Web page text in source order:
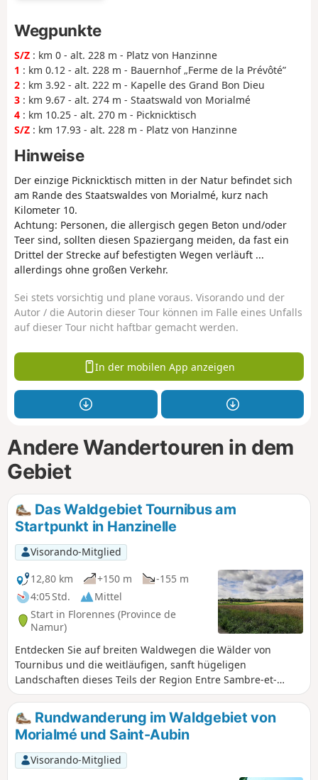
Wegpunkte
S/Z : km 0 - alt. 228 m - Platz von Hanzinne
1 : km 0.12 - alt. 228 m - Bauernhof „Ferme de la Prévôté”
2 : km 3.92 - alt. 222 m - Kapelle des Grand Bon Dieu
3 : km 9.67 - alt. 274 m - Staatswald von Morialmé
4 : km 10.25 - alt. 270 m - Picknicktisch
S/Z : km 17.93 - alt. 228 m - Platz von Hanzinne
Hinweise
Der einzige Picknicktisch mitten in der Natur befindet sich
am Rande des Staatswaldes von Morialmé, kurz nach
Kilometer 10.
Achtung: Personen, die allergisch gegen Beton und/oder
Teer sind, sollten diesen Spaziergang meiden, da fast ein
Drittel der Strecke auf befestigten Wegen verläuft ...
allerdings ohne großen Verkehr.
Sei stets vorsichtig und plane voraus. Visorando und der
Autor / die Autorin dieser Tour können im Falle eines Unfalls
auf dieser Tour nicht haftbar gemacht werden.
In der mobilen App anzeigen
Andere Wandertouren in dem
Gebiet
Das Waldgebiet Tournibus am
Startpunkt in Hanzinelle
Visorando-Mitglied
12,80 km
+150 m
-155 m
4:05 Std.
Mittel
Start in Florennes (Province de
Namur)
Entdecken Sie auf breiten Waldwegen die Wälder von
Tournibus und die weitläufigen, sanft hügeligen
Landschaften dieses Teils der Region Entre Sambre-et-
Meuse und ihre Geschichte, die mit der Schlacht von
Wagnée am 24. August 1914 manchmal tragisch war. Im
Schloss Hanzinelle wurden 1978 die „Accords d'Hanzinelle”
unterzeichnet, die die Umstrukturierung der wallonischen
Stahlindustrie vorsahen. Nicht zu vergessen ist auch die
Folklore mit den berühmten Marches de l'entre Sambre-et-
Rundwanderung im Waldgebiet von
Morialmé und Saint-Aubin
Visorando-Mitglied